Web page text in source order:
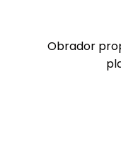
Obrador